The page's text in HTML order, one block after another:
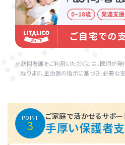
訪問看護をご利用いただくには、医師が発
なります。主治医の指示に基づき、必要な
POINT
3
ご家庭で活かせるサポー
手厚い保護者